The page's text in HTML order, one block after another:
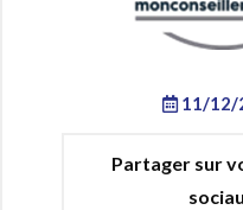
11/12/
Partager sur